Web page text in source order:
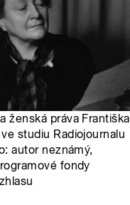
ženská práva Františka
studiu Radiojournalu
autor neznámý,
fondy